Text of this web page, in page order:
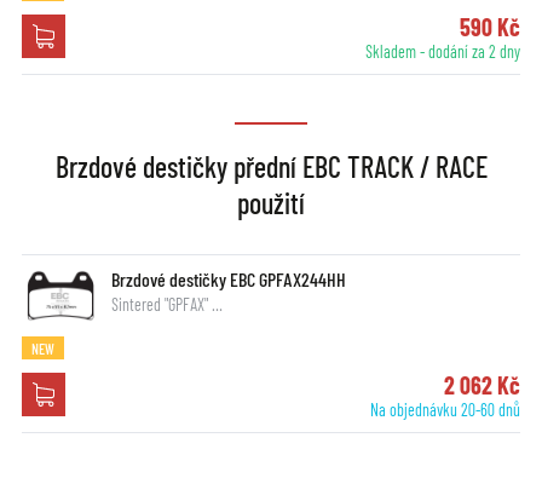
590 Kč
Skladem - dodání za 2 dny
Brzdové destičky přední EBC TRACK / RACE
použití
Brzdové destičky EBC GPFAX244HH
Sintered "GPFAX" …
NEW
2 062 Kč
Na objednávku 20-60 dnů